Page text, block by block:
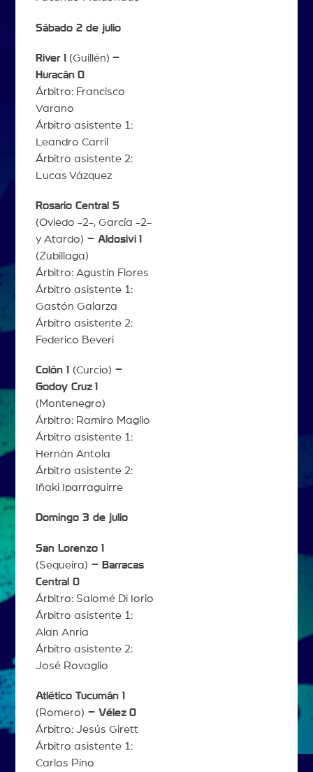
Sábado 2 de julio
River 1 (Guillén) –
Huracán 0
Árbitro: Francisco
Varano
Árbitro asistente 1:
Leandro Carril
Árbitro asistente 2:
Lucas Vázquez
Rosario Central 5
(Oviedo -2-, García -2-
y Atardo) – Aldosivi 1
(Zubillaga)
Árbitro: Agustín Flores
Árbitro asistente 1:
Gastón Galarza
Árbitro asistente 2:
Federico Beveri
Colón 1 (Curcio) –
Godoy Cruz 1
(Montenegro)
Árbitro: Ramiro Maglio
Árbitro asistente 1:
Hernán Antola
Árbitro asistente 2:
Iñaki Iparraguirre
Domingo 3 de julio
San Lorenzo 1
(Sequeira) – Barracas
Central 0
Árbitro: Salomé Di Iorio
Árbitro asistente 1:
Alan Anria
Árbitro asistente 2:
José Rovaglio
Atlético Tucumán 1
(Romero) – Vélez 0
Árbitro: Jesús Girett
Árbitro asistente 1:
Carlos Pino